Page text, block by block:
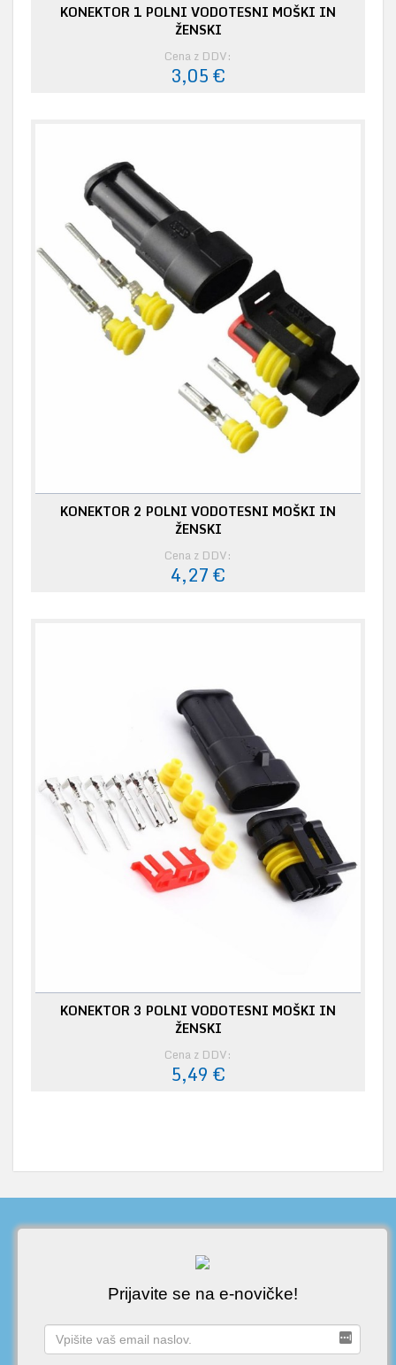
KONEKTOR 1 POLNI VODOTESNI MOŠKI IN
ŽENSKI
Cena z DDV:
3,05 €
KONEKTOR 2 POLNI VODOTESNI MOŠKI IN
ŽENSKI
Cena z DDV:
4,27 €
KONEKTOR 3 POLNI VODOTESNI MOŠKI IN
ŽENSKI
Cena z DDV:
5,49 €
Prijavite se na e-novičke!